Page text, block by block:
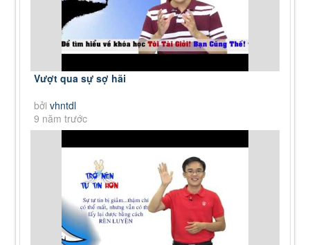
Vượt qua sự sợ hãi
bởivhntdl
9 năm trước